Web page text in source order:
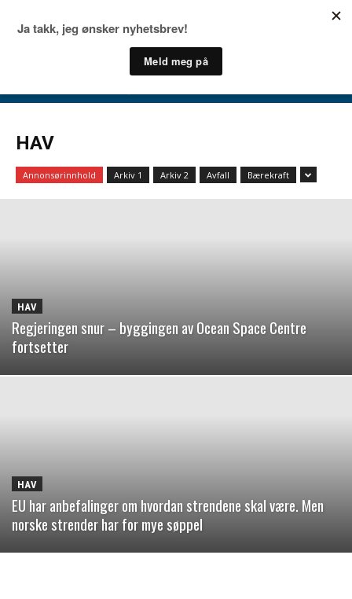
HAV
Annonsørinnhold Arkiv 1 Arkiv 2 Avfall Bærekraft
HAV
Regjeringen snur – byggingen av Ocean Space Centre
fortsetter
HAV
EU har anbefalinger om hvordan strendene skal være. Men
norske strender har for mye søppel